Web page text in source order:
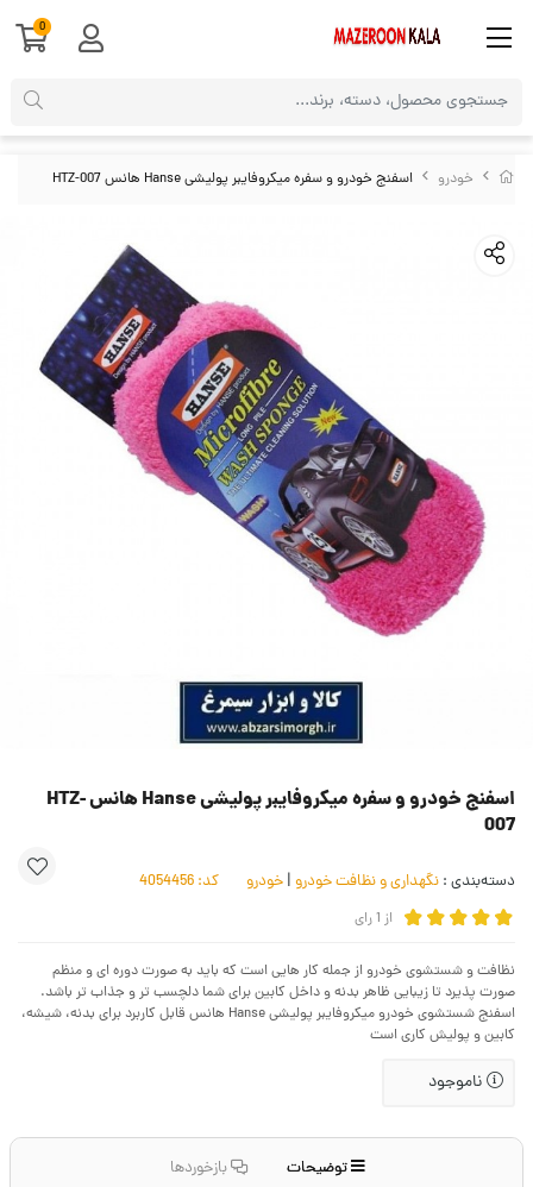
خودرو اسفنج خودرو و سفره میکروفایبر پولیشی Hanse هانس HTZ-007
اسفنج خودرو و سفره میکروفایبر پولیشی Hanse هانس HTZ-
007
دسته‌بندی : نگهداری و نظافت خودرو | خودرو کد:
از 1رای
نظافت و شستشوی خودرو از جمله کار هایی است که باید به صورت دوره ای و منظم
صورت پذیرد تا زیبایی ظاهر بدنه و داخل کابین برای شما دلچسب تر و جذاب تر باشد.
اسفنج شستشوی خودرو میکروفایبر پولیشی Hanse هانس قابل کاربرد برای بدنه، شیشه،
کابین و پولیش کاری است
ناموجود
توضیحات بازخوردها
0